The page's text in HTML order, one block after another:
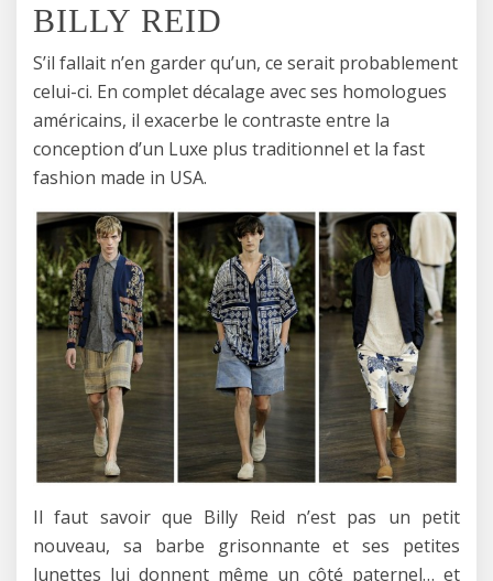
BILLY REID
S’il fallait n’en garder qu’un, ce serait probablement
celui-ci. En complet décalage avec ses homologues
américains, il exacerbe le contraste entre la
conception d’un Luxe plus traditionnel et la fast
fashion made in USA.
Il faut savoir que Billy Reid n’est pas un petit
nouveau, sa barbe grisonnante et ses petites
lunettes lui donnent même un côté paternel… et